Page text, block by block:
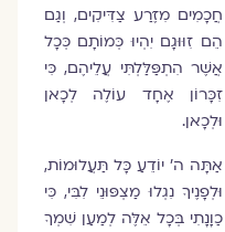
חֲכָמִים מִזֶּרַע צַדִּיקִים, וְגַם
הֵם זִוּוּגָם יִהְיוּ כְּמוֹתָם כְּכָל
אֲשֶׁר הִתְפַּלַּלְתִּי עֲלֵיהֶם, כִּי
זִכָּרוֹן אֶחָד עוֹלֶה לְכָאן
וּלְכָאן.
אַתָּה ה׳ יוֹדֵעַ כָּל תַּעֲלוּמוֹת,
וּלְפָנֶיךָ נִגְלוּ מַצְפּוּנֵי לִבִּי, כִּי
כַוָנָתִי בְּכָל אֵלֶּה לְמַעַן שִׁמְךָ